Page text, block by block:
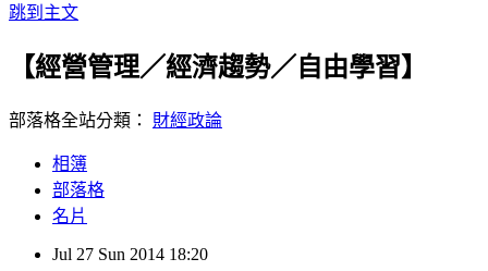
跳到主文
【經營管理／經濟趨勢／自由學習】
部落格全站分類： 財經政論
相簿
部落格
名片
Jul 27 Sun 2014 18:20